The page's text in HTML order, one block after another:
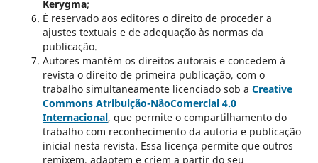
Kerygma;
É reservado aos editores o direito de proceder a
ajustes textuais e de adequação às normas da
publicação.
Autores mantém os direitos autorais e concedem à
revista o direito de primeira publicação, com o
trabalho simultaneamente licenciado sob a Creative
Commons Atribuição-NãoComercial 4.0
Internacional, que permite o compartilhamento do
trabalho com reconhecimento da autoria e publicação
inicial nesta revista. Essa licença permite que outros
remixem, adaptem e criem a partir do seu